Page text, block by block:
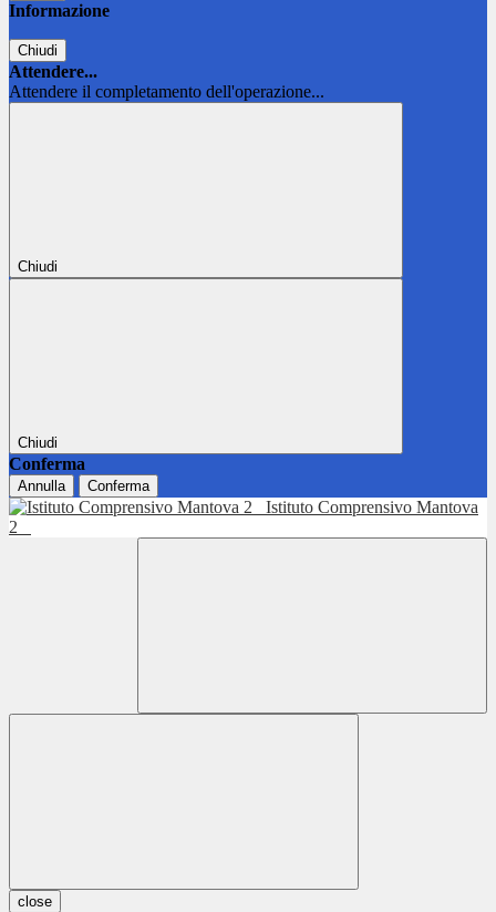
Informazione
Chiudi
Attendere...
Attendere il completamento dell'operazione...
Chiudi
Chiudi
Conferma
Annulla Conferma
Istituto Comprensivo Mantova
2
close